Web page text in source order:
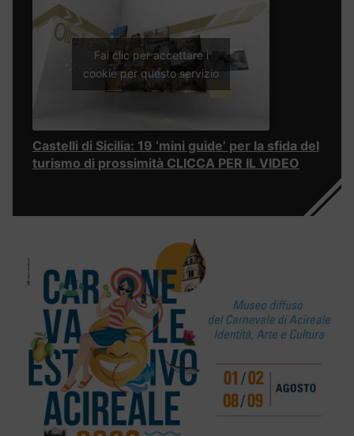
Fai clic per accettare i
cookie per questo servizio
Castelli di Sicilia: 19 ‘mini guide’ per la sfida del
turismo di prossimità CLICCA PER IL VIDEO